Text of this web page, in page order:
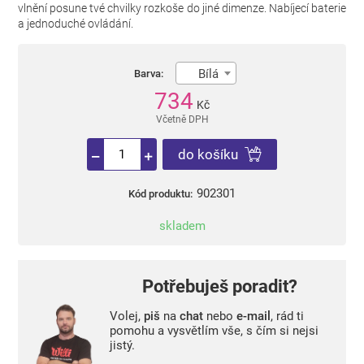
vlnění posune tvé chvilky rozkoše do jiné dimenze. Nabíjecí baterie
a jednoduché ovládání.
Barva: Bílá
734 Kč
Včetně DPH
do košíku
Kód produktu: 902301
skladem
Potřebuješ poradit?
Volej, piš na chatnebo e-mail , rád ti
pomohu a vysvětlím vše, s čím si nejsi
jistý.